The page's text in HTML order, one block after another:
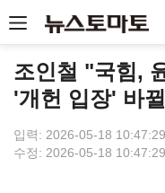
조인철 "국힘,
'개헌 입장' 바
입력: 2026-05-18 10:47:29
수정: 2026-05-18 10:47:29